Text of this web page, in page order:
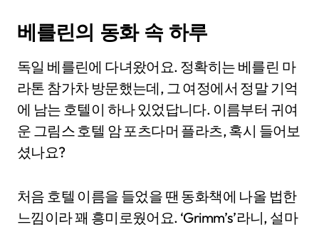
베를린의 동화 속 하루
독일 베를린에 다녀왔어요. 정확히는 베를린 마
라톤 참가차 방문했는데, 그 여정에서 정말 기억
에 남는 호텔이 하나 있었답니다. 이름부터 귀여
운 그림스 호텔 암 포츠다머 플라츠, 혹시 들어보
셨나요?
처음 호텔 이름을 들었을 땐 동화책에 나올 법한
느낌이라 꽤 흥미로웠어요. ‘Grimm’s’라니, 설마